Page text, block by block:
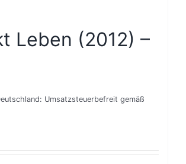
Leben (2012) –
Umsatzsteuerbefreit gemäß